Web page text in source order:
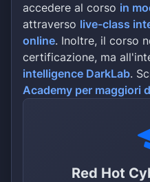
accedere al corso in
attraverso live-class
online. Inoltre, il corso
certificazione, ma
intelligence DarkLab.
Academy per maggiori
Red Hot